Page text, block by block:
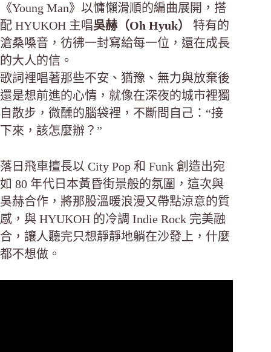
《Young Man》以慵懶滑順的編曲展開，搭
配 HYUKOH 主唱吳赫（Oh Hyuk）
特有的
滄桑嗓音，彷彿一封寫給每一位，還在成長
的大人的信。
歌詞裡唱著那些不安、猶豫、無力與放棄後
還是想前進的心情，就像在深夜的城市裡獨
自散步，微醺的腦袋裡，不斷問自己：“接
下來，該怎麼辦？”
落日飛車擅長以 City Pop 和 Funk 創造出宛
如 80 年代日本黃昏街景般的氛圍，這次與
吳赫合作，將那股溫暖浪漫又帶點涼意的質
感，與 HYUKOH 的冷調 Indie Rock 完美融
合，讓人聽完只想靜靜地躺在沙發上，什麼
都不想做。